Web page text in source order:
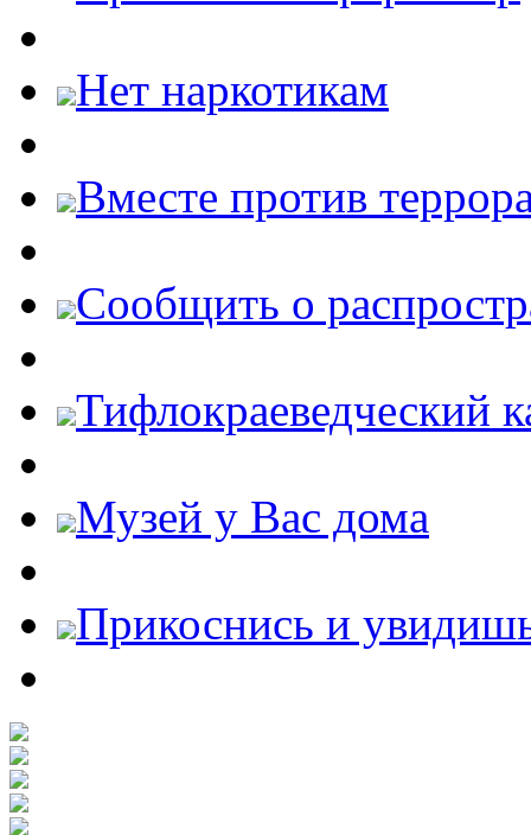
Нет наркотикам
Вместе против
Cообщить о
Тифлокраеведческий
Музей у Вас дома
Прикоснись и